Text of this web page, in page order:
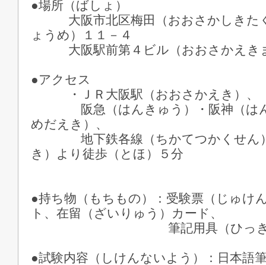
●場所（ばしょ）
大阪市北区梅田（おおさかしきた
ょうめ）１１－４
大阪駅前第４ビル（おおさかえき
●アクセス
・ＪＲ大阪駅（おおさかえき）、
阪急（はんきゅう）・阪神（はん
めだえき）、
地下鉄各線（ちかてつかくせん）
き）より徒歩（とほ）５分
●持ち物（もちもの）：受験票（じゅけ
ト、在留（ざいりゅう）カード、
筆記用具（ひっきよ
●試験内容（しけんないよう）：日本語